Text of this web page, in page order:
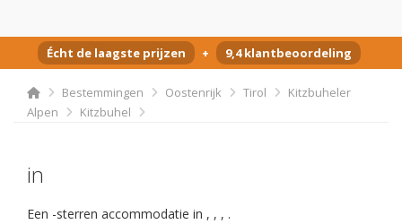
Écht de laagste prijzen + 9,4 klantbeoordeling
Bestemmingen Oostenrijk Tirol
Kitzbuheler
Alpen
Kitzbuhel
in
Een -sterren accommodatie in , , , .